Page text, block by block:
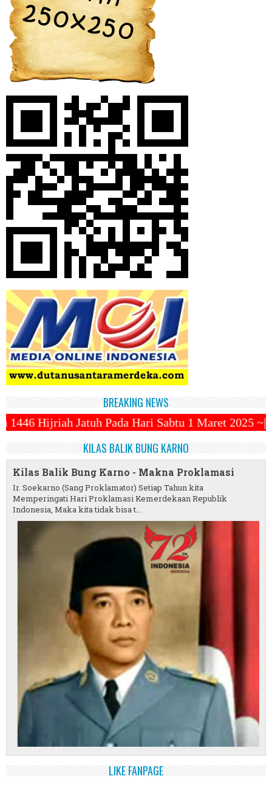
BREAKING NEWS
Hari Sabtu 1 Maret 2025 ~||~ 1 Syawal Jatuh
KILAS BALIK BUNG KARNO
Kilas Balik Bung Karno - Makna Proklamasi
Ir. Soekarno (Sang Proklamator) Setiap Tahun kita
Memperingati Hari Proklamasi Kemerdekaan Republik
Indonesia, Maka kita tidak bisa t...
LIKE FANPAGE